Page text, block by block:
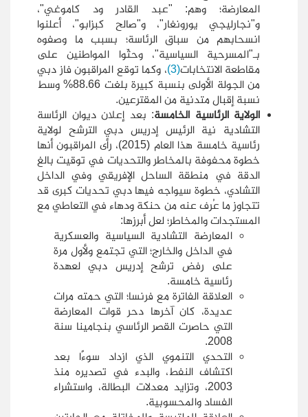
المعارضة؛ وهم: "عبد القادر ود كاموغي"،
و"نجارليجي يورونغار"، و"صالح كبزابو"، أعلنوا
انسحابهم من سباق الرئاسة؛ بسبب ما وصفوه
بـ"المسرحية السياسية"، وحثّوا المواطنين على
مقاطعة الانتخابات(3)
، وكما توقع المراقبون فاز دبي
من الجولة الأولى بنسبة كبيرة بلغت 88.66% وسط
نسبة إقبال متدنية من المقترعين.
الولاية الرئاسية الخامسة: بعد إعلان ديوان الرئاسة
التشادية نية الرئيس إدريس دبي الترشح لولاية
رئاسية خامسة هذا العام (2015)، رأى المراقبون أنها
خطوة محفوفة بالمخاطر والتحديات في توقيت بالغ
الدقة في منطقة الساحل الإفريقي وفي الداخل
التشادي، خطوة سيواجه فيها دبي تحديات كبرى قد
تتجاوز ما عُرف عنه من حنكة ودهاء في التعاطي مع
المستجدات والمخاطر؛ لعل أبرزها:
المعارضة التشادية السياسية والعسكرية
في الداخل والخارج؛ التي تجتمع ولأول مرة
على رفض ترشح إدريس دبي لعهدة
رئاسية خامسة.
العلاقة الفاترة مع فرنسا؛ التي حمته مرات
عديدة، كان آخرها دحر قوات المعارضة
التي حاصرت القصر الرئاسي بنجامينا سنة
2008.
التحدي التنموي الذي ازداد سوءًا بعد
اكتشاف النفط، والبدء في تصديره منذ
2003، وتزايد معدلات البطالة، واستشراء
الفساد والمحسوبية.